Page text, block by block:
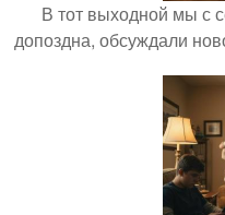
В тот выходной мы с
допоздна, обсуждали